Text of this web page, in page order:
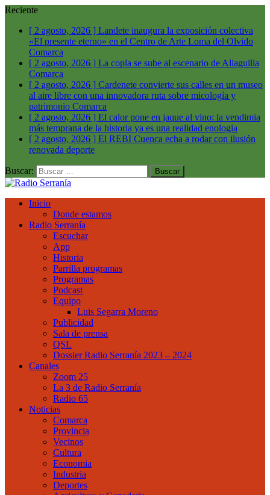
Reciente
[ 2 agosto, 2026 ] Landete inaugura la exposición colectiva
«El presente eterno» en el Centro de Arte Loma del Olvido
Comarca
[ 2 agosto, 2026 ] La copla se sube al escenario de Aliaguilla
Comarca
[ 2 agosto, 2026 ] Cardenete convierte sus calles en un museo
al aire libre con una innovadora ruta sobre micología y
patrimonio Comarca
[ 2 agosto, 2026 ] El calor pone en jaque al vino: la vendimia
más temprana de la historia ya es una realidad enologia
[ 2 agosto, 2026 ] El REBI Cuenca echa a rodar con ilusión
renovada deporte
Buscar:
Inicio
Donde estamos
Radio Serranía
Escuchar
App
Historia
Parrilla programas
Programas
Podcast
Equipo
Luis Segarra Moreno
Publicidad
Sala de prensa
QSL
Dossier Radio Serranía 2023 – 2024
Canales
Zoom 25
La 3 de Radio Serranía
Radio 65
Noticias
Comarca
Provincia
Vecinos
Cultura
Economia
Industria
Deportes